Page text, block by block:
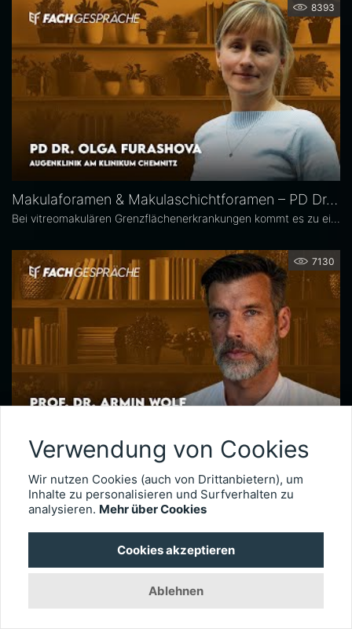
8393
Makulaforamen & Makulaschichtforamen – PD Dr. Olga Furashova
7130
Verwendung von Cookies
Wir nutzen Cookies (auch von Drittanbietern), um
Inhalte zu personalisieren und Surfverhalten zu
analysieren. Mehr über Cookies
Cookies akzeptieren
Ablehnen